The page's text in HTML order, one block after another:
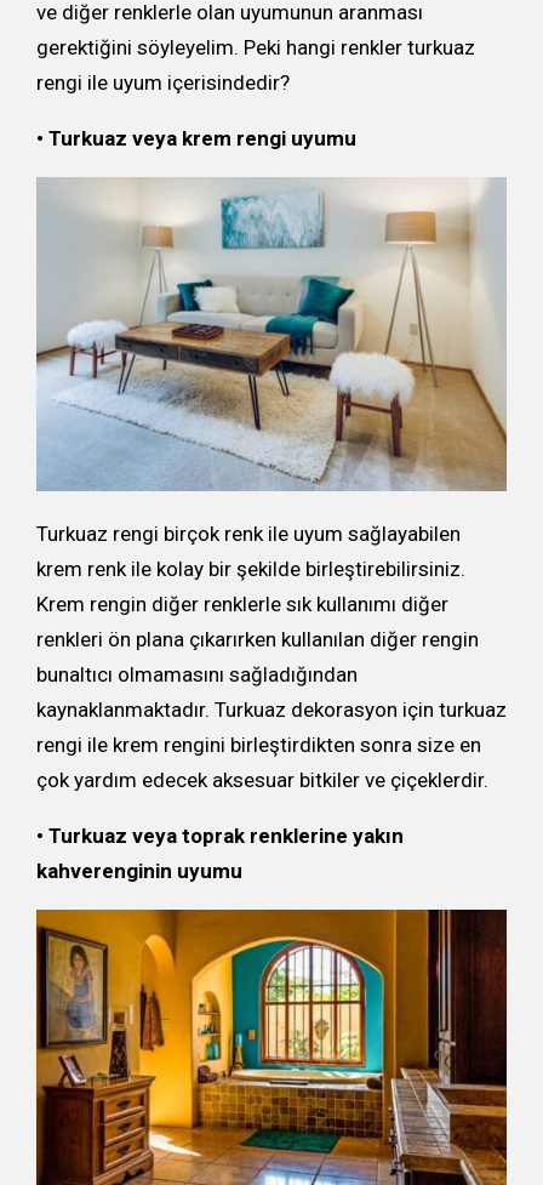
ve diğer renklerle olan uyumunun aranması
gerektiğini söyleyelim. Peki hangi renkler turkuaz
rengi ile uyum içerisindedir?
• Turkuaz veya krem rengi uyumu
Turkuaz rengi birçok renk ile uyum sağlayabilen
krem renk ile kolay bir şekilde birleştirebilirsiniz.
Krem rengin diğer renklerle sık kullanımı diğer
renkleri ön plana çıkarırken kullanılan diğer rengin
bunaltıcı olmamasını sağladığından
kaynaklanmaktadır. Turkuaz dekorasyon için turkuaz
rengi ile krem rengini birleştirdikten sonra size en
çok yardım edecek aksesuar bitkiler ve çiçeklerdir.
• Turkuaz veya toprak renklerine yakın
kahverenginin uyumu